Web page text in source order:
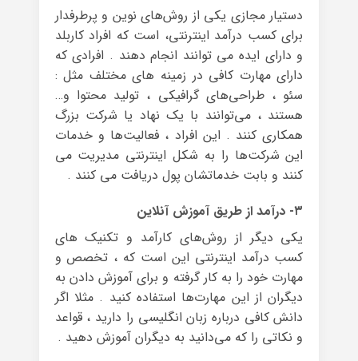
دستیار مجازی یکی از روش‌های نوین و پرطرفدار
برای کسب درآمد اینترنتی، است که افراد کاربلد
و دارای ایده می توانند انجام دهند . افرادی که
دارای مهارت کافی در زمینه‌ های مختلف مثل :
سئو ، طراحی‌های گرافیکی ، تولید محتوا و…
هستند ، می‌توانند با یک نهاد یا شرکت بزرگ
همکاری کنند . این افراد ، فعالیت‌ها و خدمات
این شرکت‌ها را به شکل اینترنتی مدیریت می
کنند و بابت خدماتشان پول دریافت می کنند .
۳- درآمد از طریق آموزش آنلاین
یکی دیگر از روش‌های کارآمد و تکنیک های
کسب درآمد اینترنتی این است که ، تخصص و
مهارت خود را به کار گرفته و برای آموزش دادن به
دیگران از این مهارت‌ها استفاده کنید . مثلا اگر
دانش کافی درباره‌ زبان انگلیسی را دارید ، قواعد
و نکاتی را که می‌دانید به دیگران آموزش دهید .